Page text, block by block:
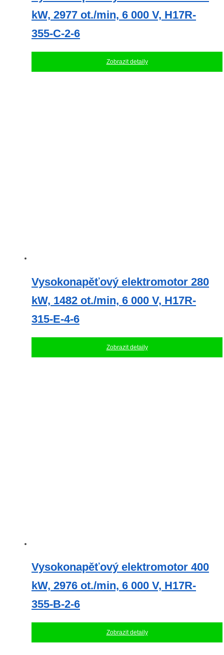
kW, 2977 ot./min, 6 000 V, H17R-
355-C-2-6
Zobrazit detaily
Vysokonapěťový elektromotor 280
kW, 1482 ot./min, 6 000 V, H17R-
315-E-4-6
Zobrazit detaily
Vysokonapěťový elektromotor 400
kW, 2976 ot./min, 6 000 V, H17R-
355-B-2-6
Zobrazit detaily